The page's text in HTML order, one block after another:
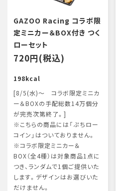
GAZOO Racing コラボ限
定ミニカー＆BOX付き つく
ローセット
720円(税込)
198kcal
[8/5(水)～ コラボ限定ミニカ
ー＆BOXの手配総数14万個分
が完売次第終了。]
※こちらの商品には「ぷちロー
コイン」はついておりません。
※コラボ限定ミニカー＆
BOX（全4種）は対象商品1点に
つき、ランダムで1個ご提供いた
します。デザインはお選びいた
だけません。